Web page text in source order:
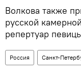
Волкова также
русской
репертуар
Россия Санкт-